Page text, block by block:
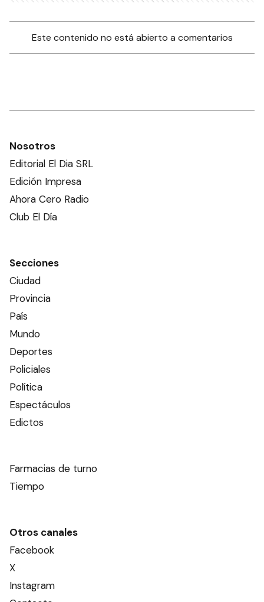
Este contenido no está abierto a comentarios
Nosotros
Editorial El Dia SRL
Edición Impresa
Ahora Cero Radio
Club El Día
Secciones
Ciudad
Provincia
País
Mundo
Deportes
Policiales
Política
Espectáculos
Edictos
Farmacias de turno
Tiempo
Otros canales
Facebook
X
Instagram